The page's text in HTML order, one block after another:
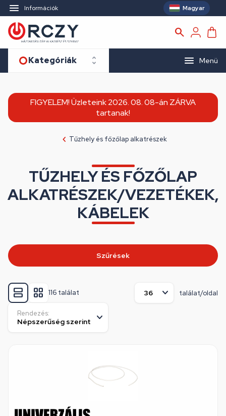
Információk Magyar
Kategóriák Menü
FIGYELEM! Üzleteink 2026. 08. 08-án ZÁRVA
tartanak!
Tűzhely és főzőlap alkatrészek
TŰZHELY ÉS FŐZŐLAP
ALKATRÉSZEK/VEZETÉKEK,
KÁBELEK
116 találat találat/oldal
Rendezés:
Szűrések